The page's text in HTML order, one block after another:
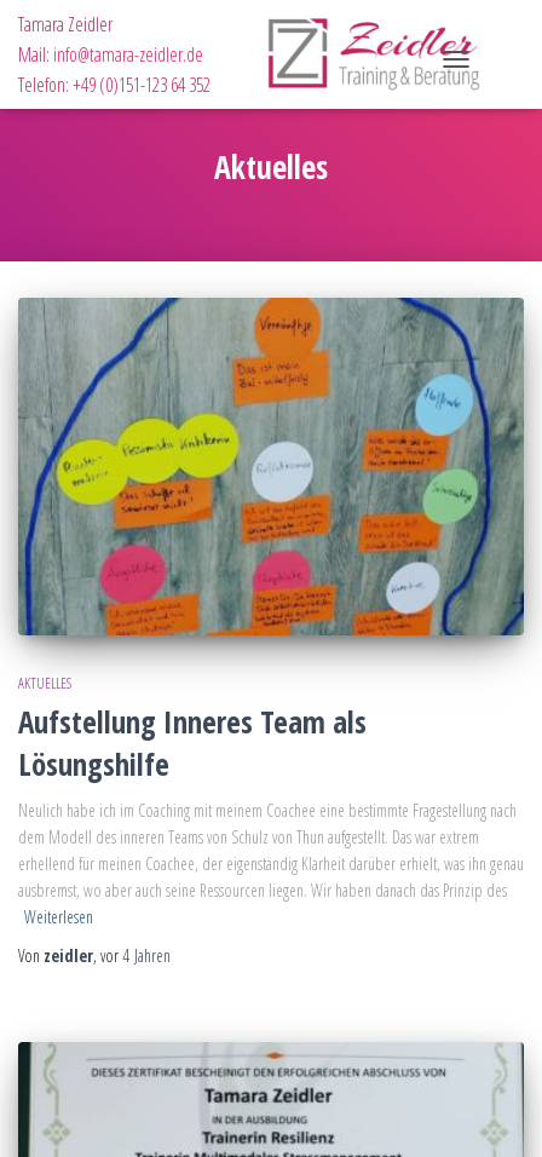
Tamara Zeidler
Mail: info@tamara-zeidler.de
Telefon: +49 (0)151-123 64 352
NAVIGATION
UMSCHALTEN
Aktuelles
AKTUELLES
Aufstellung Inneres Team als
Lösungshilfe
Neulich habe ich im Coaching mit meinem Coachee eine bestimmte Fragestellung nach
dem Modell des inneren Teams von Schulz von Thun aufgestellt. Das war extrem
erhellend für meinen Coachee, der eigenständig Klarheit darüber erhielt, was ihn genau
ausbremst, wo aber auch seine Ressourcen liegen. Wir haben danach das Prinzip des
Weiterlesen
Von zeidler, vor4 Jahren